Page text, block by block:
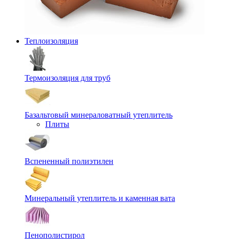
Теплоизоляция
Термоизоляция для труб
Базальтовый минераловатный утеплитель
Плиты
Вспененный полиэтилен
Минеральный утеплитель и каменная вата
Пенополистирол